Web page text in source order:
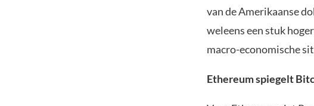
van de Amerikaanse
weleens een stuk
macro-economische
Ethereum spiegelt